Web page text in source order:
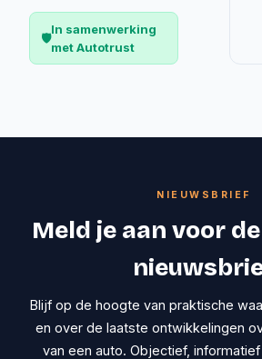
🛡️
In samenwerking
met Autotrust
NIEUWSBRIEF
Meld je aan voor
Blijf op de hoogte van praktische
en over de laatste ontwikkelingen
van een auto. Objectief,